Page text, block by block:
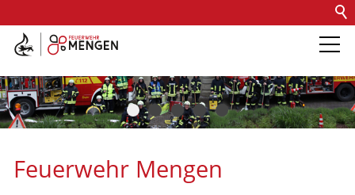
Kontakt Impressum
Barrierefreiheit
Die Feuerwehr
Fachdienste
Feuerwehr Mengen